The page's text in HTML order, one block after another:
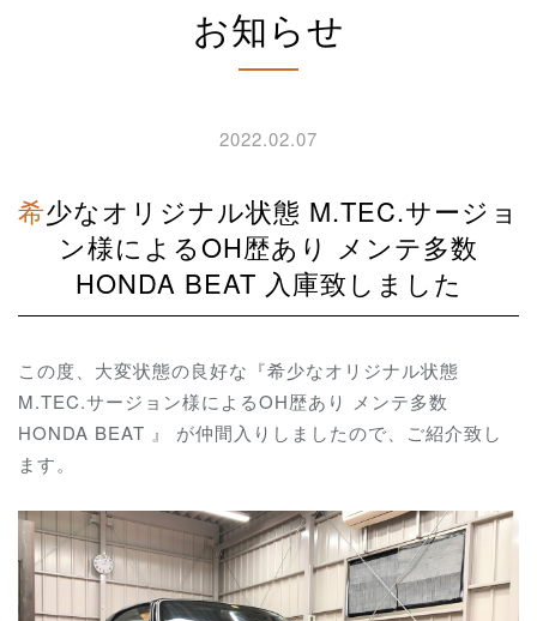
お知らせ
2022.02.07
希少なオリジナル状態 M.TEC.サージョ
ン様によるOH歴あり メンテ多数
HONDA BEAT 入庫致しました
この度、大変状態の良好な『希少なオリジナル状態
M.TEC.サージョン様によるOH歴あり メンテ多数
HONDA BEAT 』 が仲間入りしましたので、ご紹介致し
ます。